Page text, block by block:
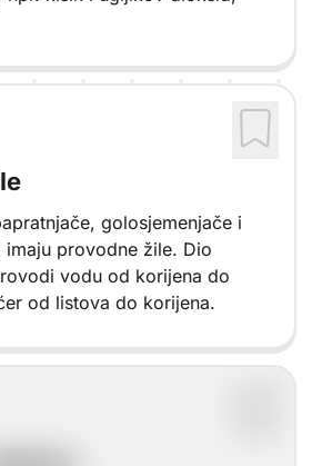
golosjemenjače i
imaju provodne žile. Dio
vodu od korijena do
od listova do korijena.